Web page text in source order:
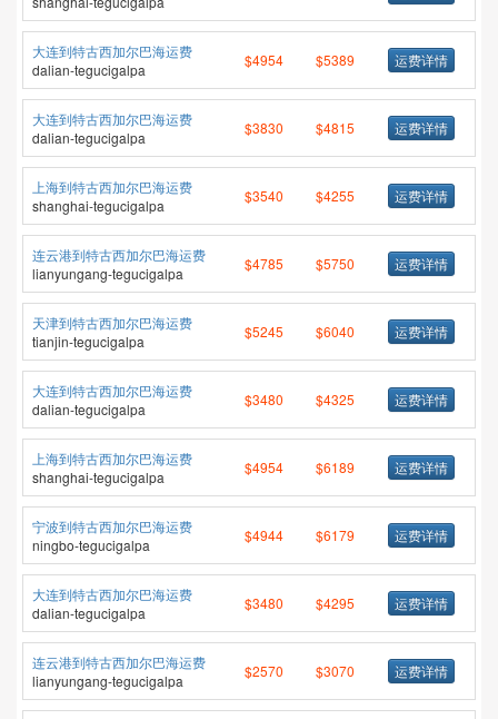
大连到特古西加尔巴海运费
dalian-tegucigalpa
$4954 $5389 运费详情
大连到特古西加尔巴海运费
dalian-tegucigalpa
$3830 $4815 运费详情
上海到特古西加尔巴海运费
shanghai-tegucigalpa
$3540 $4255 运费详情
连云港到特古西加尔巴海运费
lianyungang-tegucigalpa
$4785 $5750 运费详情
天津到特古西加尔巴海运费
tianjin-tegucigalpa
$5245 $6040 运费详情
大连到特古西加尔巴海运费
dalian-tegucigalpa
$3480 $4325 运费详情
上海到特古西加尔巴海运费
shanghai-tegucigalpa
$4954 $6189 运费详情
宁波到特古西加尔巴海运费
ningbo-tegucigalpa
$4944 $6179 运费详情
大连到特古西加尔巴海运费
dalian-tegucigalpa
$3480 $4295 运费详情
连云港到特古西加尔巴海运费
lianyungang-tegucigalpa
$2570 $3070 运费详情